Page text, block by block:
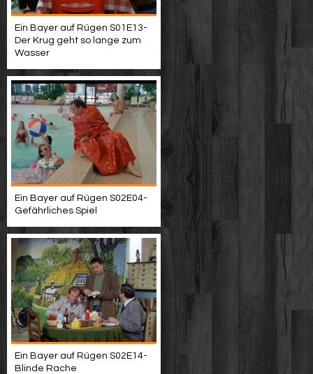
Ein Bayer auf Rügen S01E13-
Der Krug geht so lange zum
Wasser
Ein Bayer auf Rügen S02E04-
Gefährliches Spiel
Ein Bayer auf Rügen S02E14-
Blinde Rache